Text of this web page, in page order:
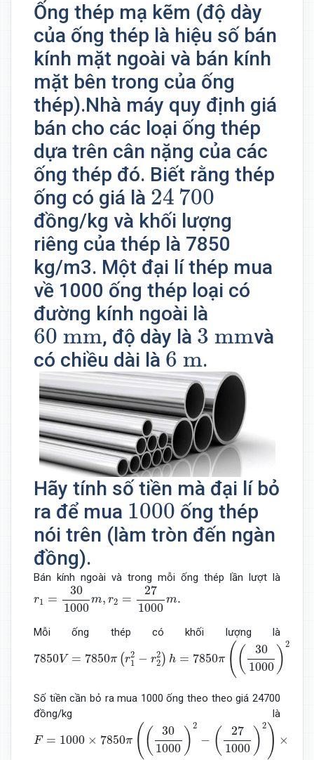
Ống thép mạ kẽm (độ dày
của ống thép là hiệu số bán
kính mặt ngoài và bán kính
mặt bên trong của ống
thép).Nhà máy quy định giá
bán cho các loại ống thép
dựa trên cân nặng của các
ống thép đó. Biết rằng thép
ống có giá là 24 700
24700
đồng/kg và khối lượng
riêng của thép là 7850
kg/m3. Một đại lí thép mua
về 1000 ống thép loại có
đường kính ngoài là
60 mm
60 mm, độ dày là 3 mm
3 mmvà
có chiều dài là 6 m
6 m.
Hãy tính số tiền mà đại lí bỏ
ra để mua 1000
1000ống thép
nói trên (làm tròn đến ngàn
đồng).
Bán kính ngoài và trong mỗi ống thép lần lượt là
r1 =
30
1000
m, r2 =
27
1000
m.
r1= 301000m, 2= 271000m
Mỗi ống thép có khối lượng là
7850V = 7850π (r2
1 − r2
2 ) h = 7850π ((
30
1000 ) 2
7850 =7850 (r12 2) 7850 301000 2− 27
Số tiền cần bỏ ra mua 1000 ống theo theo giá 24700
đồng/kg là
F = 1000 × 7850π ((
30
1000 ) 2
− (
27
1000 ) 2 ) ×
F=1000 1000 27 ×24700